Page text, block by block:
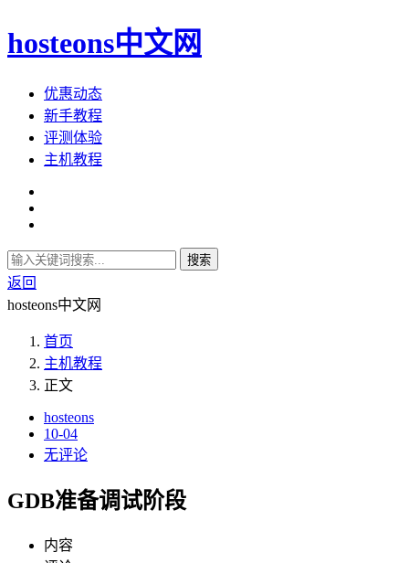
hosteons中文网
优惠动态
新手教程
评测体验
主机教程
搜索
返回
hosteons中文网
首页
主机教程
正文
hosteons
10-04
无评论
GDB准备调试阶段
内容